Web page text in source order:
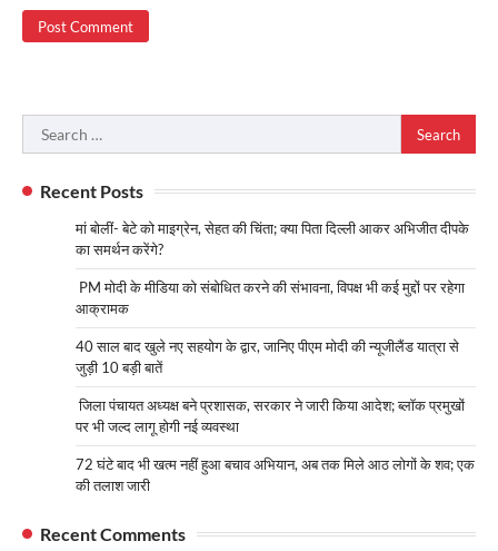
Search
for:
Recent Posts
मां बोलीं- बेटे को माइग्रेन, सेहत की चिंता; क्या पिता दिल्ली आकर अभिजीत दीपके
का समर्थन करेंगे?
PM मोदी के मीडिया को संबोधित करने की संभावना, विपक्ष भी कई मुद्दों पर रहेगा
आक्रामक
40 साल बाद खुले नए सहयोग के द्वार, जानिए पीएम मोदी की न्यूजीलैंड यात्रा से
जुड़ी 10 बड़ी बातें
जिला पंचायत अध्यक्ष बने प्रशासक, सरकार ने जारी किया आदेश; ब्लॉक प्रमुखों
पर भी जल्द लागू होगी नई व्यवस्था
72 घंटे बाद भी खत्म नहीं हुआ बचाव अभियान, अब तक मिले आठ लोगों के शव; एक
की तलाश जारी
Recent Comments